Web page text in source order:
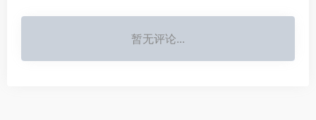
暂无评论...